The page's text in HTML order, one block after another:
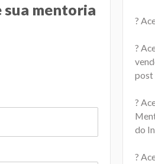
sua mentoria
?
?
post
?
do
?